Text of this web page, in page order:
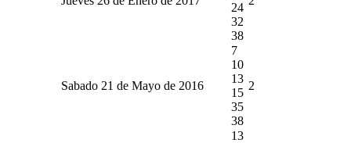
24
32
38
Sabado 21 de Mayo de 2016
7
10
13
15
35
38
2
13